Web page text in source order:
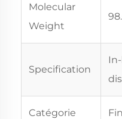
Molecular
Weight
Specification
Catégorie